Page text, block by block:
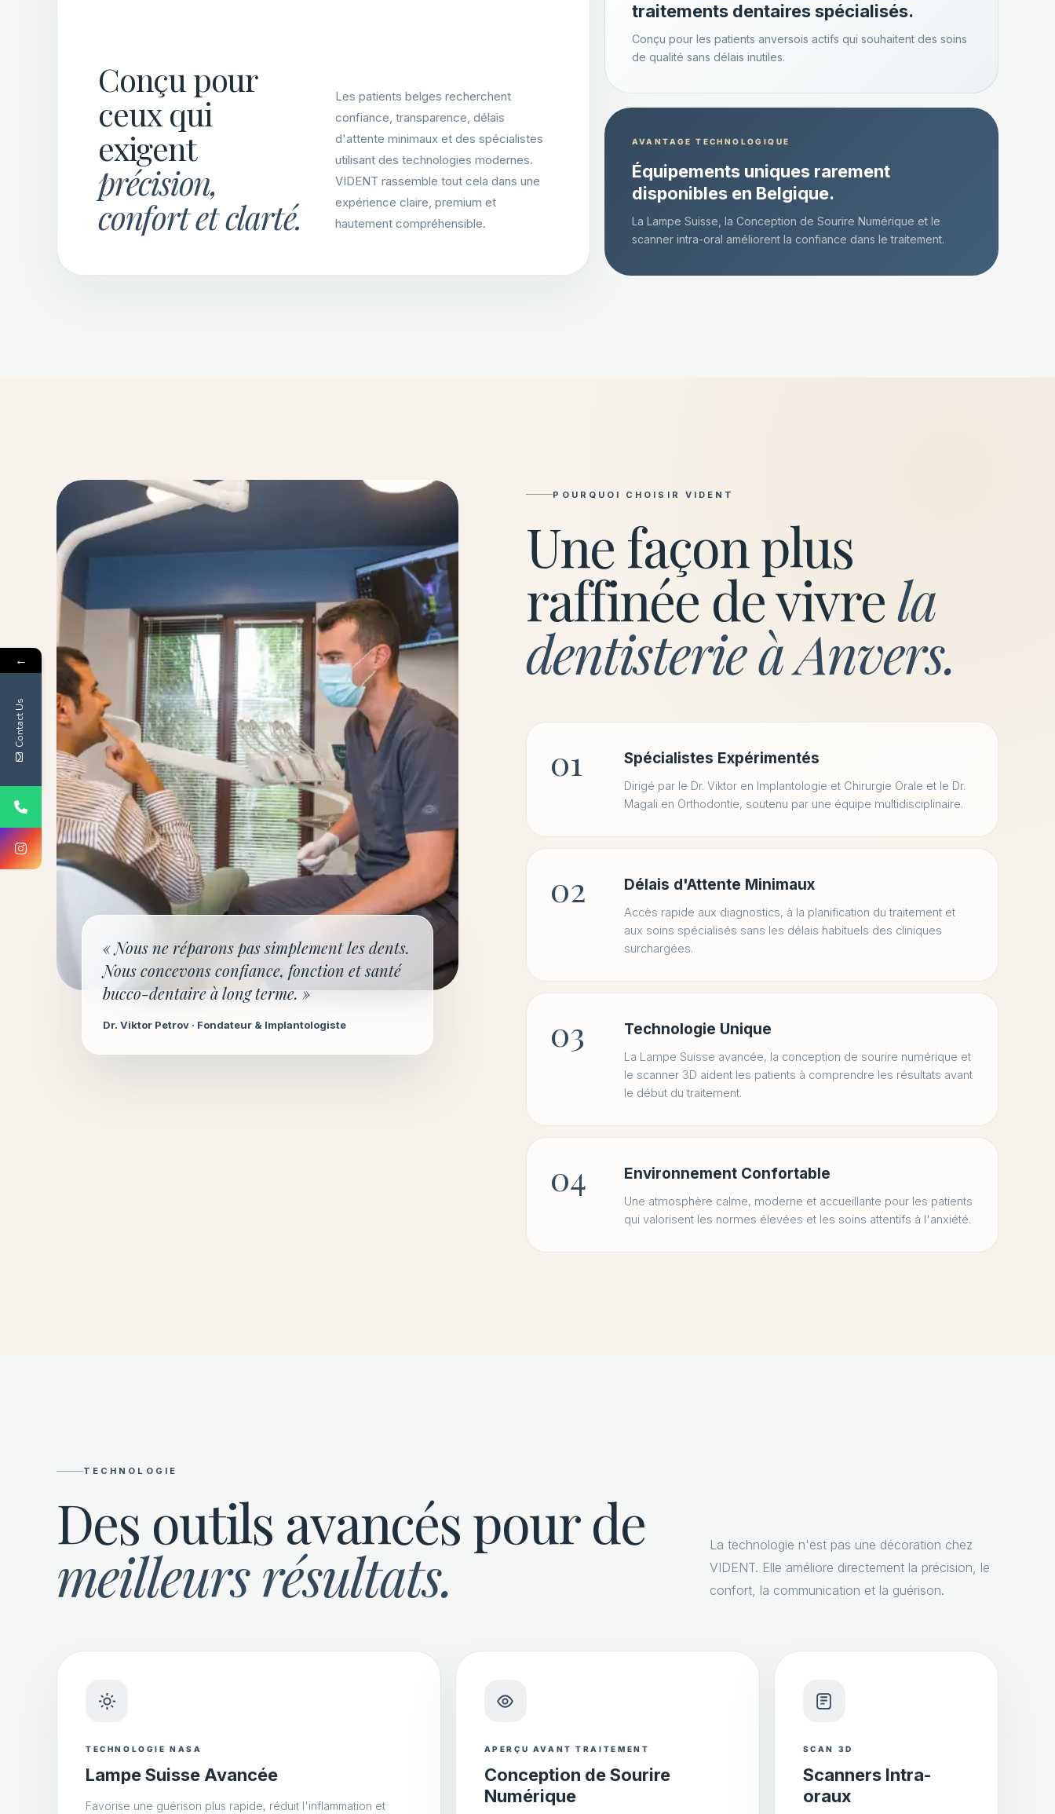
Conçu pour
ceux qui
exigent
précision,
confort et clarté.
Les patients belges recherchent
confiance, transparence, délais
d'attente minimaux et des spécialistes
utilisant des technologies modernes.
VIDENT rassemble tout cela dans une
expérience claire, premium et
hautement compréhensible.
traitements dentaires spécialisés.
Conçu pour les patients anversois actifs qui souhaitent des soins
de qualité sans délais inutiles.
AVANTAGE TECHNOLOGIQUE
Équipements uniques rarement
disponibles en Belgique.
La Lampe Suisse, la Conception de Sourire Numérique et le
scanner intra-oral améliorent la confiance dans le traitement.
« Nous ne réparons pas simplement les dents.
Nous concevons confiance, fonction et santé
bucco-dentaire à long terme. »
Dr. Viktor Petrov · Fondateur & Implantologiste
POURQUOI CHOISIR VIDENT
Une façon plus
raffinée de vivrela
dentisterie à Anvers.
01 Spécialistes Expérimentés
Dirigé par le Dr. Viktor en Implantologie et Chirurgie Orale et le Dr.
Magali en Orthodontie, soutenu par une équipe multidisciplinaire.
02 Délais d'Attente Minimaux
Accès rapide aux diagnostics, à la planification du traitement et
aux soins spécialisés sans les délais habituels des cliniques
surchargées.
03 Technologie Unique
La Lampe Suisse avancée, la conception de sourire numérique et
le scanner 3D aident les patients à comprendre les résultats avant
le début du traitement.
04 Environnement Confortable
Une atmosphère calme, moderne et accueillante pour les patients
qui valorisent les normes élevées et les soins attentifs à l'anxiété.
TECHNOLOGIE
Des outils avancés pour de
meilleurs résultats.
La technologie n'est pas une décoration chez
VIDENT. Elle améliore directement la précision, le
confort, la communication et la guérison.
TECHNOLOGIE NASA
Lampe Suisse Avancée
Favorise une guérison plus rapide, réduit l'inflammation et
APERÇU AVANT TRAITEMENT
Conception de Sourire
Numérique
SCAN 3D
Scanners Intra-
oraux
←
Contact Us